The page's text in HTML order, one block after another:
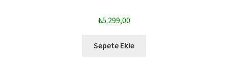
₺5.299,00
Sepete Ekle